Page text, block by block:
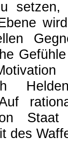
setzen,
Staat
des